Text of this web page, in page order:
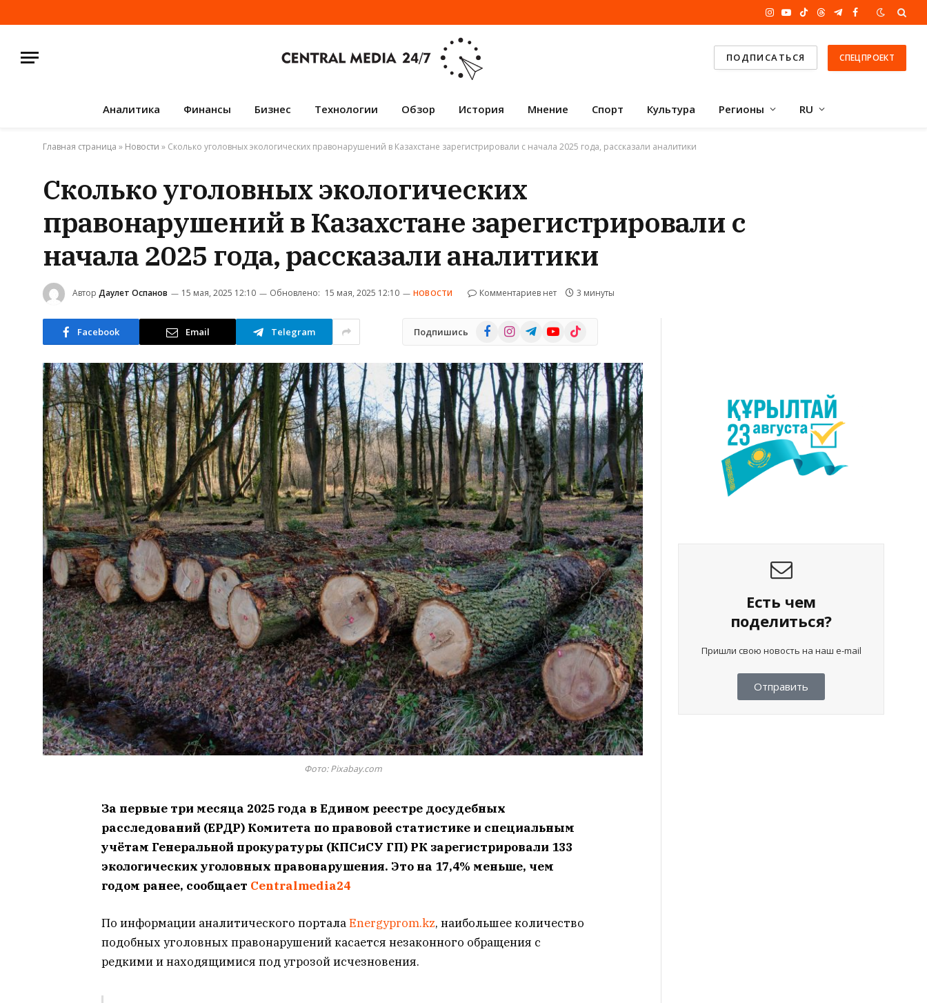
Instagram
YouTube
TikTokThreadsTelegram
Facebook
ПОДПИСАТЬСЯ СПЕЦПРОЕКТ
Аналитика Финансы Бизнес Технологии Обзор История Мнение Спорт Культура Регионы RU
Главная страница » Новости » Сколько уголовных экологических правонарушений в Казахстане зарегистрировали с начала 2025 года, рассказали аналитики
Сколько уголовных экологических
правонарушений в Казахстане зарегистрировали с
начала 2025 года, рассказали аналитики
Автор Даулет Оспанов 15 мая, 2025 12:10 Обновлено: 15 мая, 2025 12:10 НОВОСТИ Комментариев нет 3 минуты
Facebook Email Telegram Подпишись FacebookInstagramTelegramYouTube
TikTok
Фото: Pixabay.com
За первые три месяца 2025 года в Едином реестре досудебных
расследований (ЕРДР) Комитета по правовой статистике и специальным
учётам Генеральной прокуратуры (КПСиСУ ГП) РК зарегистрировали 133
экологических уголовных правонарушения. Это на 17,4% меньше, чем
годом ранее, сообщает Сentralmedia24
По информации аналитического порталаEnergyprom.kz, наибольшее количество
подобных уголовных правонарушений касается незаконного обращения с
редкими и находящимися под угрозой исчезновения.
Есть чем
поделиться?
Пришли свою новость на наш e-mail
Отправить